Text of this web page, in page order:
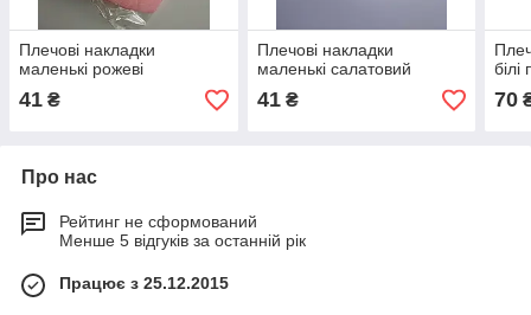
Плечові накладки
маленькі рожеві
41 ₴
Плечові накладки
маленькі салатовий
41₴
білі
70
Про нас
Рейтинг не сформований
Менше 5 відгуків за останній рік
Працює з 25.12.2015